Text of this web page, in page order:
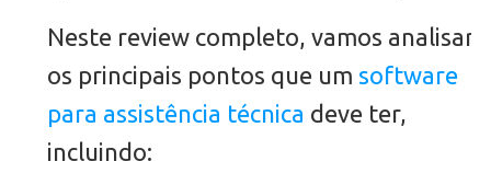
Neste review completo, vamos analisar
os principais pontos que um software
para assistência técnica deve ter,
incluindo: